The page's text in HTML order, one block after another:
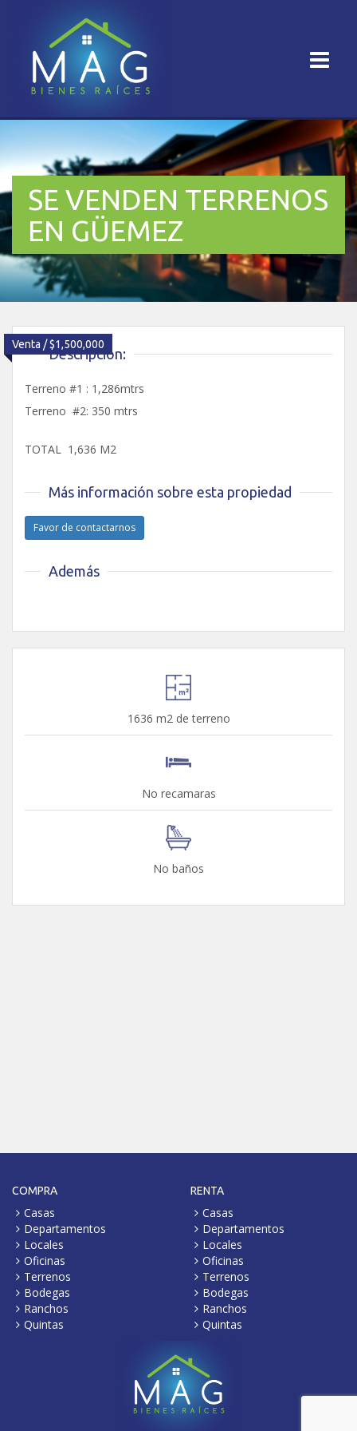
SE VENDEN TERRENOS
EN GÜEMEZ
Venta / $1,500,000
Descripción:
Terreno #1 : 1,286mtrs
Terreno #2: 350 mtrs
TOTAL 1,636 M2
Más información sobre esta propiedad
Favor de contactarnos
Además
1636 m2 de terreno
No recamaras
No baños
COMPRA
Casas
Departamentos
Locales
Oficinas
Terrenos
Bodegas
Ranchos
Quintas
RENTA
Casas
Departamentos
Locales
Oficinas
Terrenos
Bodegas
Ranchos
Quintas